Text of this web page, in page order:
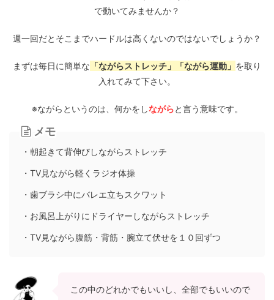
で動いてみませんか？
週一回だとそこまでハードルは高くないのではないでしょうか？
まずは毎日に簡単な 「ながらストレッチ」「ながら運動」 を取り
入れてみて下さい。
※ながらというのは、何かをしながらと言う意味です。
メモ
・朝起きて背伸びしながらストレッチ
・TV見ながら軽くラジオ体操
・歯ブラシ中にバレエ立ちスクワット
・お風呂上がりにドライヤーしながらストレッチ
・TV見ながら腹筋・背筋・腕立て伏せを１０回ずつ
この中のどれかでもいいし、全部でもいいので